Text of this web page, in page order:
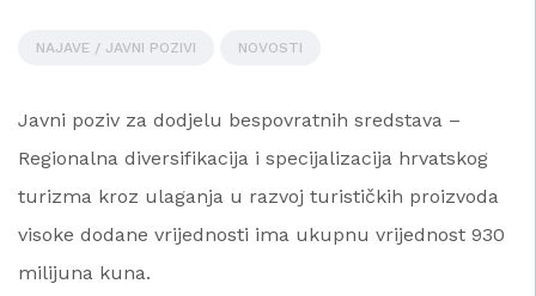
NAJAVE / JAVNI POZIVI NOVOSTI
Javni poziv za dodjelu bespovratnih sredstava –
Regionalna diversifikacija i specijalizacija hrvatskog
turizma kroz ulaganja u razvoj turističkih proizvoda
visoke dodane vrijednosti ima ukupnu vrijednost 930
milijuna kuna.